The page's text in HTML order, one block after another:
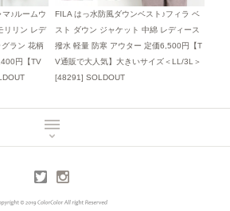
♪ルームウ
リリン レデ
ラン 花柄
円【TV
FILA はっ水防風ダウンベスト♪フィラ ベ
スト ダウン ジャケット 中綿 レディース
撥水 軽量 防寒 アウター 定価6,500円【T
V通販で大人気】大きいサイズ＜LL/3L＞
[48291] SOLDOUT
MENU
メールマガジン
Twitter